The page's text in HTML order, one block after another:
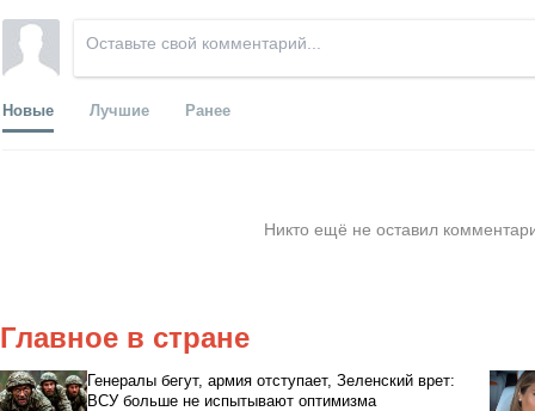
Новые Лучшие Ранее
Никто ещё не оставил
Главное в стране
Генералы бегут, армия отступает, Зеленский врет:
ВСУ больше не испытывают оптимизма